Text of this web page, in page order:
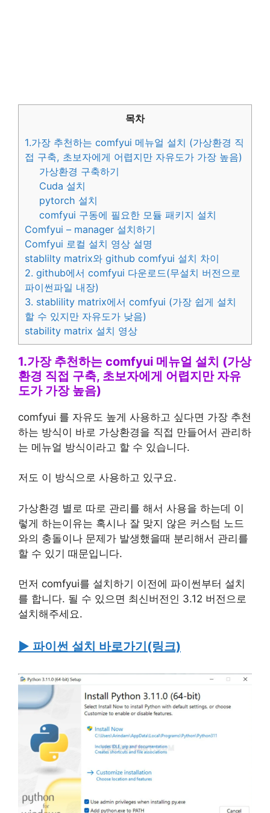
목차
1.가장 추천하는 comfyui 메뉴얼 설치 (가상환경 직
접 구축, 초보자에게 어렵지만 자유도가 가장 높음)
가상환경 구축하기
Cuda 설치
pytorch 설치
comfyui 구동에 필요한 모듈 패키지 설치
Comfyui – manager 설치하기
Comfyui 로컬 설치 영상 설명
stablilty matrix와 github comfyui 설치 차이
2. github에서 comfyui 다운로드(무설치 버전으로
파이썬파일 내장)
3. stablility matrix에서 comfyui (가장 쉽게 설치
할 수 있지만 자유도가 낮음)
stability matrix 설치 영상
1.가장 추천하는 comfyui 메뉴얼 설치 (가상
환경 직접 구축, 초보자에게 어렵지만 자유
도가 가장 높음)
comfyui 를 자유도 높게 사용하고 싶다면 가장 추천
하는 방식이 바로 가상환경을 직접 만들어서 관리하
는 메뉴얼 방식이라고 할 수 있습니다.
저도 이 방식으로 사용하고 있구요.
가상환경 별로 따로 관리를 해서 사용을 하는데 이
렇게 하는이유는 혹시나 잘 맞지 않은 커스텀 노드
와의 충돌이나 문제가 발생했을때 분리해서 관리를
할 수 있기 때문입니다.
먼저 comfyui를 설치하기 이전에 파이썬부터 설치
를 합니다. 될 수 있으면 최신버전인 3.12 버전으로
설치해주세요.
▶ 파이썬 설치 바로가기(링크)